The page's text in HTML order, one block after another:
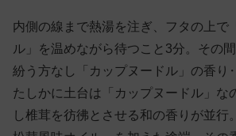
内側の線まで熱湯を注ぎ、フタの上で
ル」を温めながら待つこと3分。その
紛う方なし「カップヌードル」の香
たしかに土台は「カップヌードル」な
し椎茸を彷彿とさせる和の香りが並行